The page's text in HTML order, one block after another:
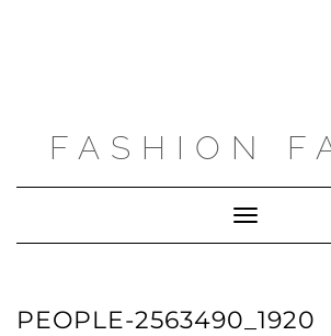
FASHION
Toggle
Navigation
PEOPLE-2563490_1920